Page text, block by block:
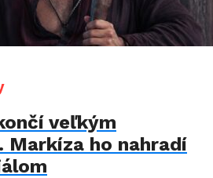
veľkým
Markíza ho nahradí